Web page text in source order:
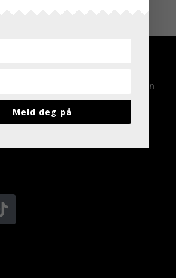
hele Norge, kontakt den avdelingen
Meld deg på